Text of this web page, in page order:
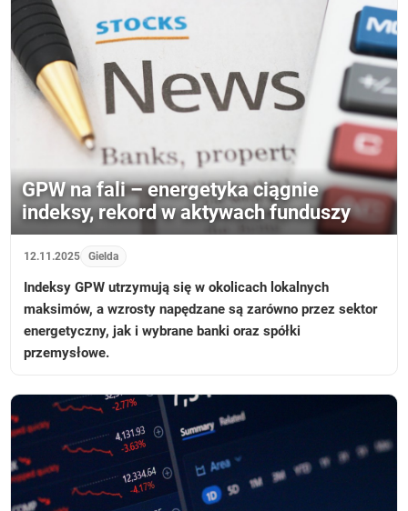
GPW na fali – energetyka ciągnie
indeksy, rekord w aktywach funduszy
12.11.2025 Gielda
Indeksy GPW utrzymują się w okolicach lokalnych
maksimów, a wzrosty napędzane są zarówno przez sektor
energetyczny, jak i wybrane banki oraz spółki
przemysłowe.